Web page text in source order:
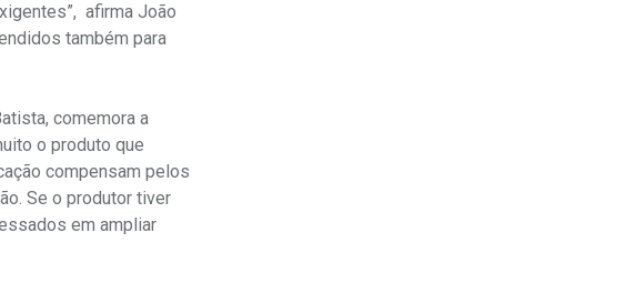
afirma João
também para
comemora a
o produto que
compensam pelos
Se o produtor tiver
em ampliar